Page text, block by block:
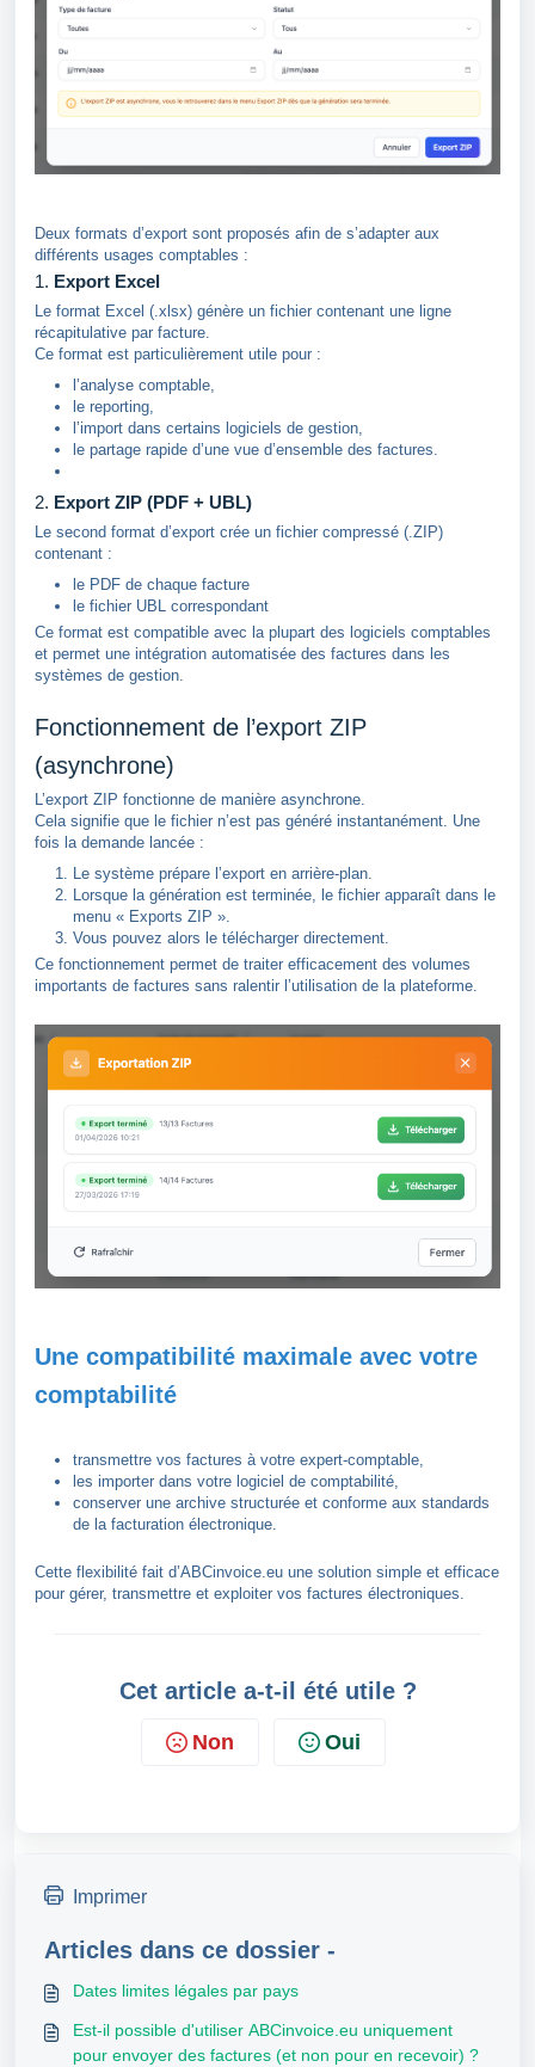
Deux formats d’export sont proposés afin de s’adapter aux
différents usages comptables :
1. Export Excel
Le format Excel (.xlsx) génère un fichier contenant une ligne
récapitulative par facture.
Ce format est particulièrement utile pour :
l’analyse comptable,
le reporting,
l’import dans certains logiciels de gestion,
le partage rapide d’une vue d’ensemble des factures.
2. Export ZIP (PDF + UBL)
Le second format d’export crée un fichier compressé (.ZIP)
contenant :
le PDF de chaque facture
le fichier UBL correspondant
Ce format est compatible avec la plupart des logiciels comptables
et permet une intégration automatisée des factures dans les
systèmes de gestion.
Fonctionnement de l’export ZIP
(asynchrone)
L’export ZIP fonctionne de manière asynchrone.
Cela signifie que le fichier n’est pas généré instantanément. Une
fois la demande lancée :
Le système prépare l’export en arrière-plan.
Lorsque la génération est terminée, le fichier apparaît dans le
menu « Exports ZIP ».
Vous pouvez alors le télécharger directement.
Ce fonctionnement permet de traiter efficacement des volumes
importants de factures sans ralentir l’utilisation de la plateforme.
Une compatibilité maximale avec votre
comptabilité
transmettre vos factures à votre expert-comptable,
les importer dans votre logiciel de comptabilité,
conserver une archive structurée et conforme aux standards
de la facturation électronique.
Cette flexibilité fait d’ABCinvoice.eu une solution simple et efficace
pour gérer, transmettre et exploiter vos factures électroniques.
Cet article a-t-il été utile ?
Non Oui
Imprimer
Articles dans ce dossier -
Dates limites légales par pays
Est-il possible d'utiliser ABCinvoice.eu uniquement
pour envoyer des factures (et non pour en recevoir) ?